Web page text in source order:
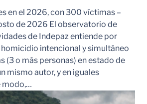
en el 2026, con 300 víctimas –
de 2026 El observatorio de
de Indepaz entiende por
intencional y simultáneo
(3 o más personas) en estado de
mismo autor, y en iguales
modo,…